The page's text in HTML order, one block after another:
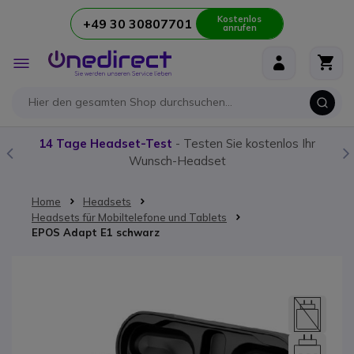
Zum Inhalt springen+49 30 30807701 Kostenlos
anrufen
Navigation
umschalten
14 Tage Headset-Test - Testen Sie kostenlos Ihr
Wunsch-Headset
Home
Headsets
Headsets für Mobiltelefone und Tablets
EPOS Adapt E1 schwarz